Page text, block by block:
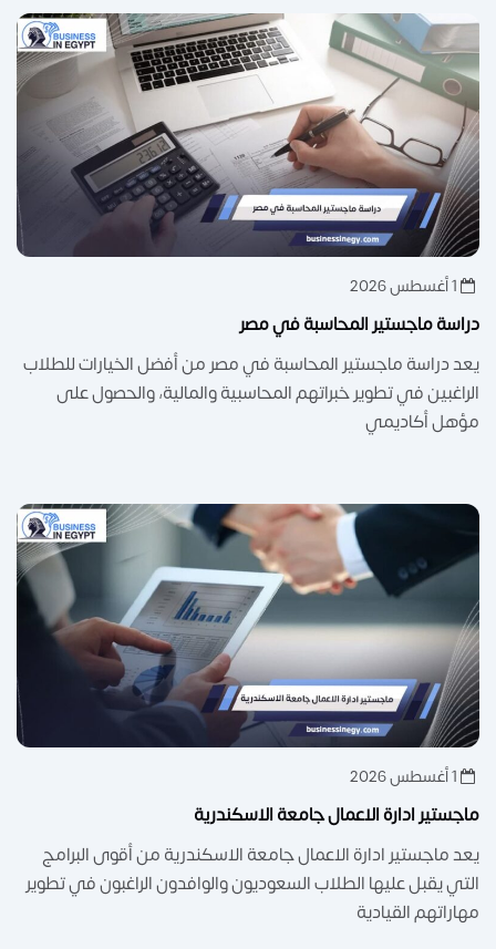
1 أغسطس 2026
دراسة ماجستير المحاسبة في مصر
يعد دراسة ماجستير المحاسبة في مصر من أفضل الخيارات للطلاب
الراغبين في تطوير خبراتهم المحاسبية والمالية، والحصول على
مؤهل أكاديمي
1 أغسطس 2026
ماجستير ادارة الاعمال جامعة الاسكندرية
يعد ماجستير ادارة الاعمال جامعة الاسكندرية من أقوى البرامج
التي يقبل عليها الطلاب السعوديون والوافدون الراغبون في تطوير
مهاراتهم القيادية